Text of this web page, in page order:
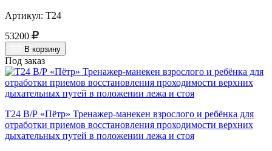
Артикул: Т24
53200
В корзину
Под заказ
Т24 В/Р «Пётр» Тренажер-манекен взрослого и ребёнка для
отработки приемов восстановления проходимости верхних
дыхательных путей в положении лежа и стоя